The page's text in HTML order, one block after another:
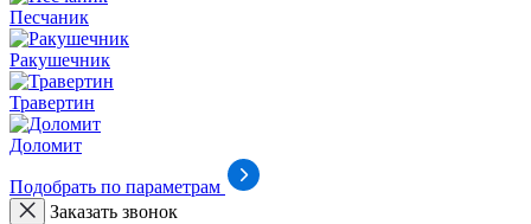
Песчаник
Ракушечник
Травертин
Доломит
Подобрать по параметрам
Заказать звонок